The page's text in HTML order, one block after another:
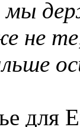
мы
не